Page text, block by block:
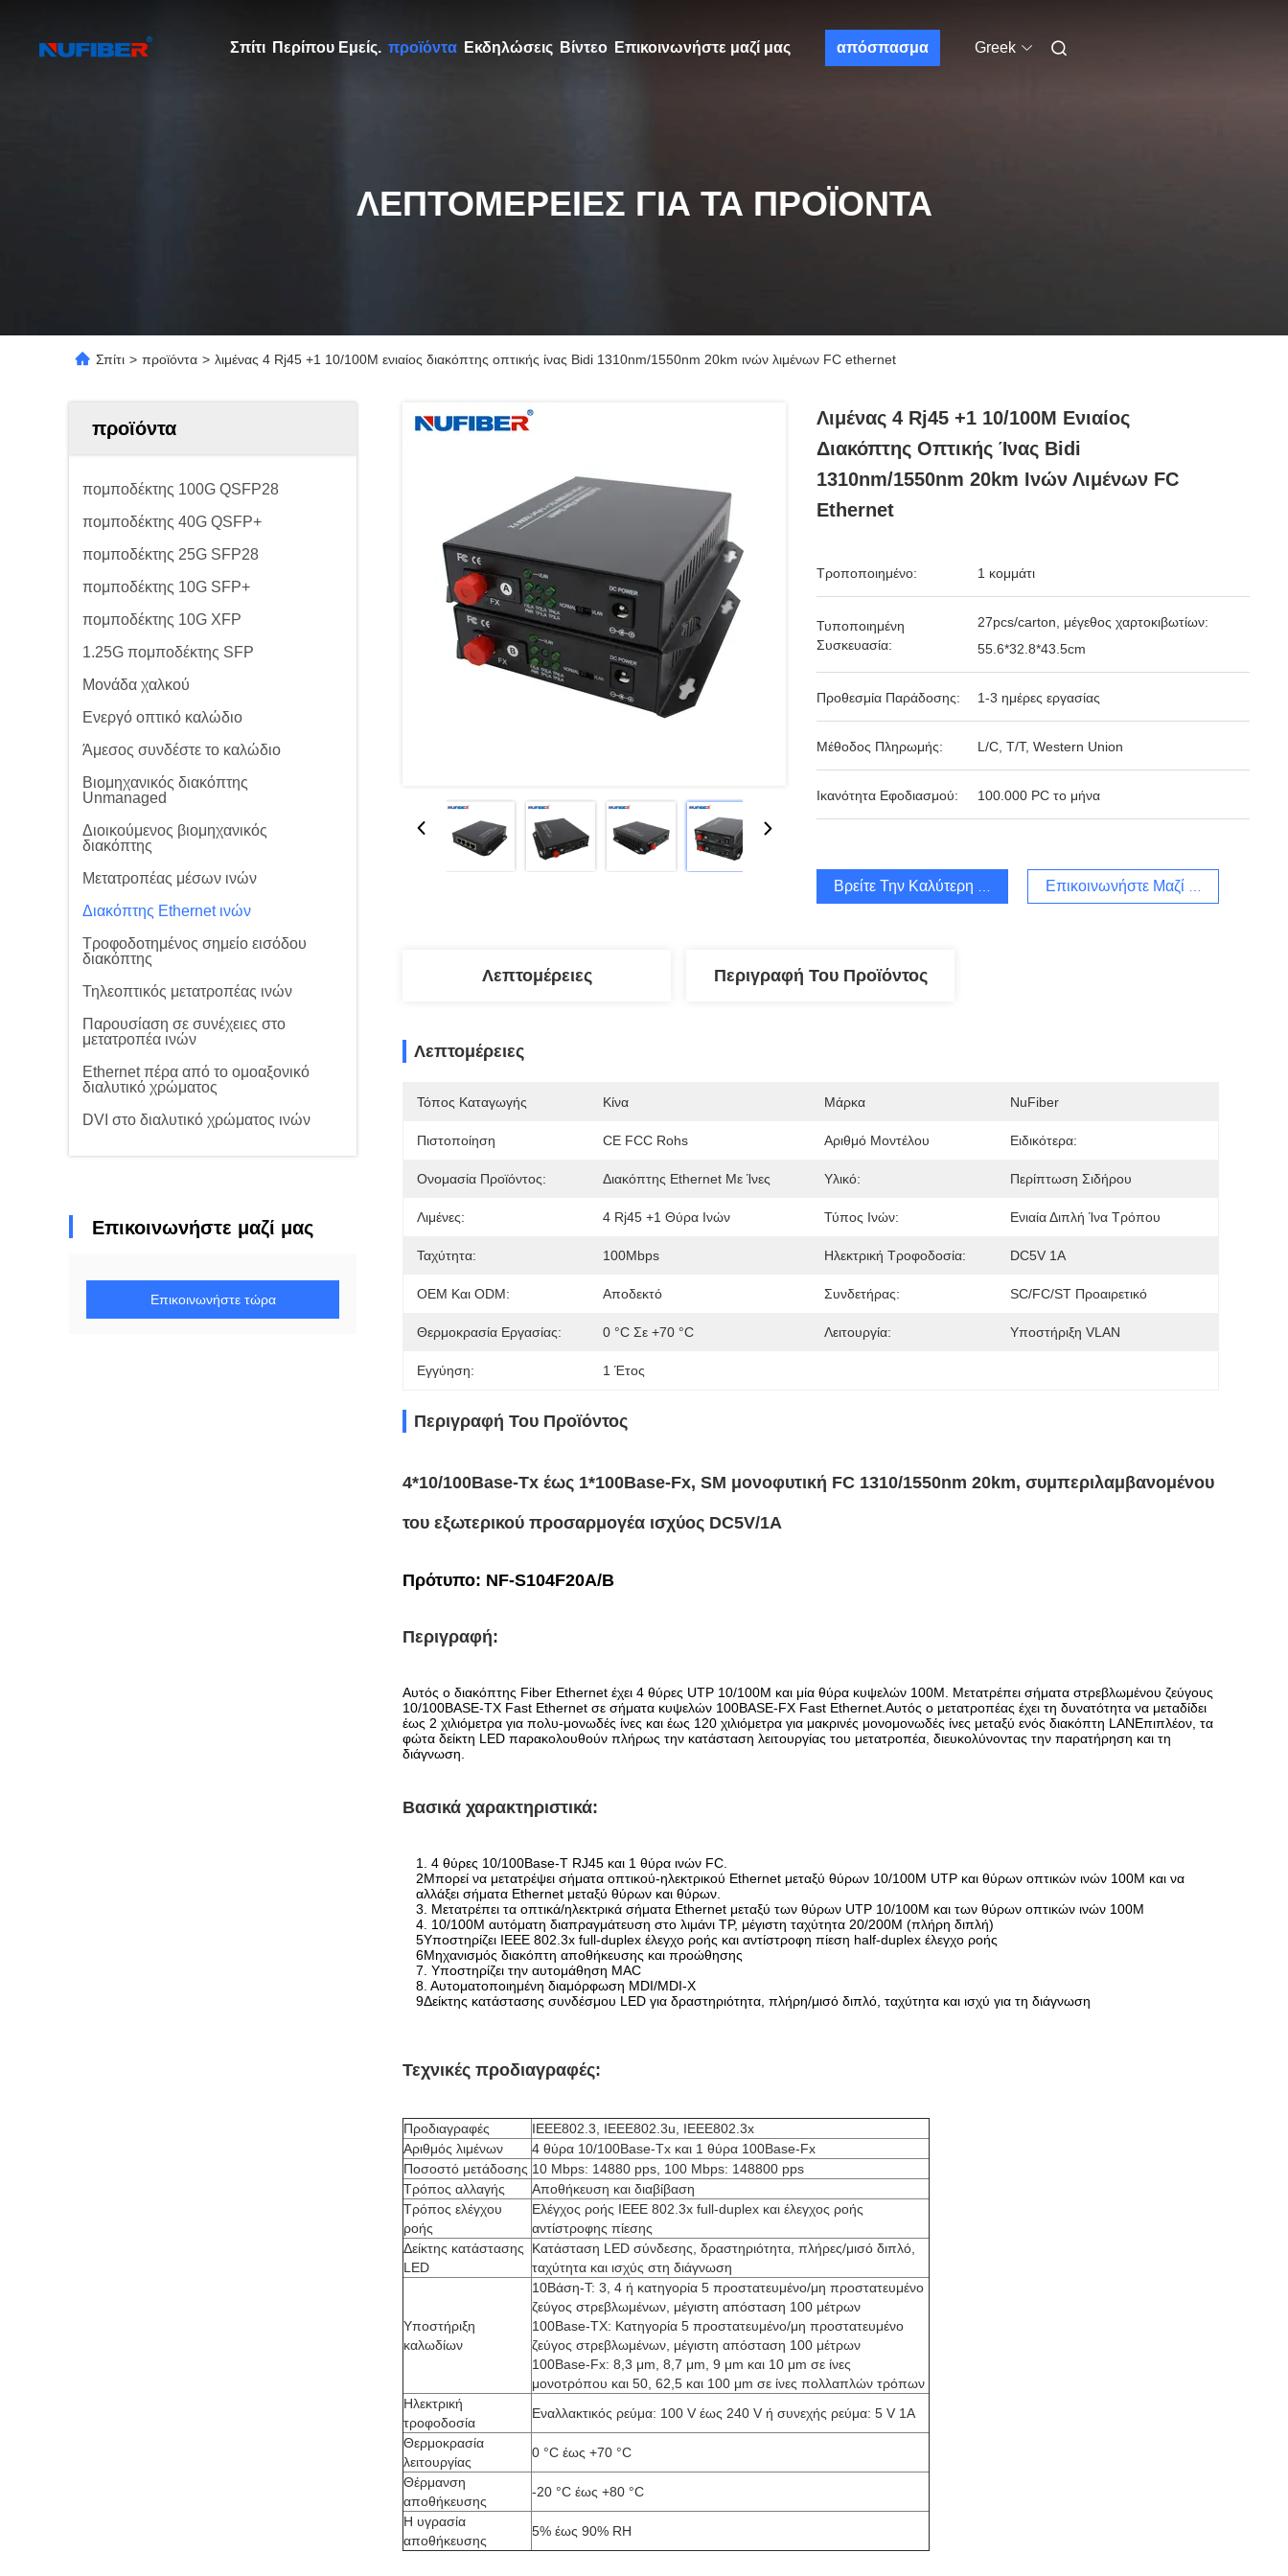
Σπίτι Περίπου Εμείς. προϊόντα Εκδηλώσεις Βίντεο Επικοινωνήστε μαζί μας απόσπασμα Greek
ΛΕΠΤΟΜΈΡΕΙΕΣ ΓΙΑ ΤΑ ΠΡΟΪΌΝΤΑ
Σπίτι > προϊόντα > λιμένας 4 Rj45 +1 10/100M ενιαίος διακόπτης οπτικής ίνας Bidi 1310nm/1550nm 20km ινών λιμένων FC ethernet
προϊόντα
πομποδέκτης 100G QSFP28
πομποδέκτης 40G QSFP+
πομποδέκτης 25G SFP28
πομποδέκτης 10G SFP+
πομποδέκτης 10G XFP
1.25G πομποδέκτης SFP
Μονάδα χαλκού
Ενεργό οπτικό καλώδιο
Άμεσος συνδέστε το καλώδιο
Βιομηχανικός διακόπτης
Unmanaged
Διοικούμενος βιομηχανικός
διακόπτης
Μετατροπέας μέσων ινών
Διακόπτης Ethernet ινών
Τροφοδοτημένος σημείο εισόδου
διακόπτης
Τηλεοπτικός μετατροπέας ινών
Παρουσίαση σε συνέχειες στο
μετατροπέα ινών
Ethernet πέρα από το ομοαξονικό
διαλυτικό χρώματος
DVI στο διαλυτικό χρώματος ινών
Επικοινωνήστε μαζί μας
Επικοινωνήστε τώρα
Λιμένας 4 Rj45 +1 10/100M Ενιαίος
Διακόπτης Οπτικής Ίνας Bidi
1310nm/1550nm 20km Ινών Λιμένων FC
Ethernet
Τροποποιημένο: 1 κομμάτι
Τυποποιημένη
Συσκευασία:
27pcs/carton, μέγεθος χαρτοκιβωτίων:
55.6*32.8*43.5cm
Προθεσμία Παράδοσης: 1-3 ημέρες εργασίας
Μέθοδος Πληρωμής: L/C, T/T, Western Union
Ικανότητα Εφοδιασμού: 100.000 PC το μήνα
Βρείτε Την Καλύτερη Τιμή Επικοινωνήστε Μαζί Μας
Λεπτομέρειες Περιγραφή Του Προϊόντος
Λεπτομέρειες
Τόπος Καταγωγής Κίνα Μάρκα NuFiber
Πιστοποίηση CE FCC Rohs Αριθμό Μοντέλου Ειδικότερα:
Ονομασία Προϊόντος: Διακόπτης Ethernet Με Ίνες Υλικό: Περίπτωση Σιδήρου
Λιμένες: 4 Rj45 +1 Θύρα Ινών Τύπος Ινών: Ενιαία Διπλή Ίνα Τρόπου
Ταχύτητα: 100Mbps Ηλεκτρική Τροφοδοσία: DC5V 1A
OEM Και ODM: Αποδεκτό Συνδετήρας: SC/FC/ST Προαιρετικό
Θερμοκρασία Εργασίας: 0 °C Σε +70 °C Λειτουργία: Υποστήριξη VLAN
Εγγύηση: 1 Έτος
Περιγραφή Του Προϊόντος
4*10/100Base-Tx έως 1*100Base-Fx, SM μονοφυτική FC 1310/1550nm 20km, συμπεριλαμβανομένου
του εξωτερικού προσαρμογέα ισχύος DC5V/1A
Πρότυπο: NF-S104F20A/B
Περιγραφή:
Αυτός ο διακόπτης Fiber Ethernet έχει 4 θύρες UTP 10/100M και μία θύρα κυψελών 100M. Μετατρέπει σήματα στρεβλωμένου ζεύγους
10/100BASE-TX Fast Ethernet σε σήματα κυψελών 100BASE-FX Fast Ethernet.Αυτός ο μετατροπέας έχει τη δυνατότητα να μεταδίδει
έως 2 χιλιόμετρα για πολυ-μονωδές ίνες και έως 120 χιλιόμετρα για μακρινές μονομονωδές ίνες μεταξύ ενός διακόπτη LANΕπιπλέον, τα
φώτα δείκτη LED παρακολουθούν πλήρως την κατάσταση λειτουργίας του μετατροπέα, διευκολύνοντας την παρατήρηση και τη
διάγνωση.
Βασικά χαρακτηριστικά:
1. 4 θύρες 10/100Base-T RJ45 και 1 θύρα ινών FC.
2Μπορεί να μετατρέψει σήματα οπτικού-ηλεκτρικού Ethernet μεταξύ θύρων 10/100M UTP και θύρων οπτικών ινών 100M και να
αλλάξει σήματα Ethernet μεταξύ θύρων και θύρων.
3. Μετατρέπει τα οπτικά/ηλεκτρικά σήματα Ethernet μεταξύ των θύρων UTP 10/100M και των θύρων οπτικών ινών 100M
4. 10/100M αυτόματη διαπραγμάτευση στο λιμάνι TP, μέγιστη ταχύτητα 20/200M (πλήρη διπλή)
5Υποστηρίζει IEEE 802.3x full-duplex έλεγχο ροής και αντίστροφη πίεση half-duplex έλεγχο ροής
6Μηχανισμός διακόπτη αποθήκευσης και προώθησης
7. Υποστηρίζει την αυτομάθηση MAC
8. Αυτοματοποιημένη διαμόρφωση MDI/MDI-X
9Δείκτης κατάστασης συνδέσμου LED για δραστηριότητα, πλήρη/μισό διπλό, ταχύτητα και ισχύ για τη διάγνωση
Τεχνικές προδιαγραφές:
Προδιαγραφές
IEEE802.3, IEEE802.3u, IEEE802.3x
Αριθμός λιμένων
4 θύρα 10/100Base-Tx και 1 θύρα 100Base-Fx
Ποσοστό μετάδοσης 10 Mbps: 14880 pps, 100 Mbps: 148800 pps
Τρόπος αλλαγής
Αποθήκευση και διαβίβαση
Τρόπος ελέγχου
ροής
Ελέγχος ροής IEEE 802.3x full-duplex και έλεγχος ροής
αντίστροφης πίεσης
Δείκτης κατάστασης
LED
Κατάσταση LED σύνδεσης, δραστηριότητα, πλήρες/μισό διπλό,
ταχύτητα και ισχύς στη διάγνωση
Υποστήριξη
καλωδίων
10Βάση-Τ: 3, 4 ή κατηγορία 5 προστατευμένο/μη προστατευμένο
ζεύγος στρεβλωμένων, μέγιστη απόσταση 100 μέτρων
100Base-TX: Κατηγορία 5 προστατευμένο/μη προστατευμένο
ζεύγος στρεβλωμένων, μέγιστη απόσταση 100 μέτρων
100Base-Fx: 8,3 μm, 8,7 μm, 9 μm και 10 μm σε ίνες
μονοτρόπου και 50, 62,5 και 100 μm σε ίνες πολλαπλών τρόπων
Ηλεκτρική
τροφοδοσία
Εναλλακτικός ρεύμα: 100 V έως 240 V ή συνεχής ρεύμα: 5 V 1A
Θερμοκρασία
λειτουργίας
0 °C έως +70 °C
Θέρμανση
αποθήκευσης
-20 °C έως +80 °C
Η υγρασία
αποθήκευσης
5% έως 90% RH